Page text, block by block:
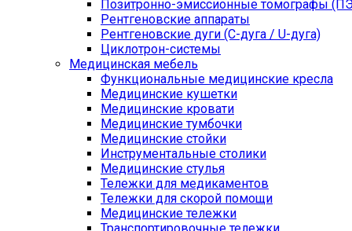
Позитронно-эмиссионные томографы
Рентгеновские аппараты
Рентгеновские дуги (С-дуга / U-дуга)
Циклотрон-системы
Медицинская мебель
Функциональные медицинские кресла
Медицинские кушетки
Медицинские кровати
Медицинские тумбочки
Медицинские стойки
Инструментальные столики
Медицинские стулья
Тележки для медикаментов
Тележки для скорой помощи
Медицинские тележки